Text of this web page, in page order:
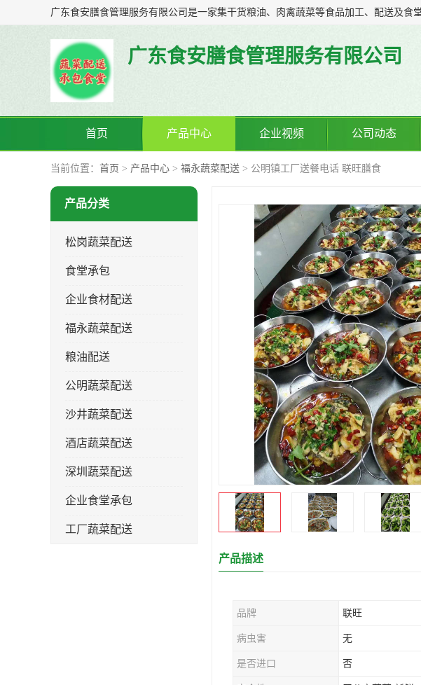
广东食安膳食管理服务有限公司
首页 产品中心 企业视频 公司动态
当前位置： 首页 > 产品中心 > 福永蔬菜配送 > 公明镇工厂送餐电话 联旺膳食
产品分类
松岗蔬菜配送
食堂承包
企业食材配送
福永蔬菜配送
粮油配送
公明蔬菜配送
沙井蔬菜配送
酒店蔬菜配送
深圳蔬菜配送
企业食堂承包
工厂蔬菜配送
产品描述
品牌 联旺
病虫害 无
是否进口 否